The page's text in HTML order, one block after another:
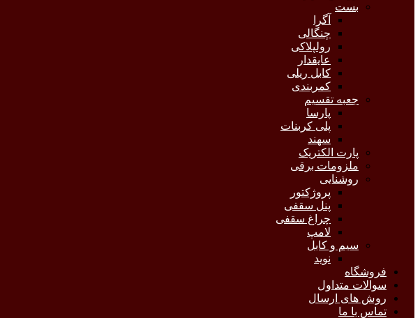
بست
آگرا
چنگالی
رولپلاکی
عایقدار
کابل ریلی
کمربندی
جعبه تقسیم
پارسا
پلی کربنات
سهند
پارت الکتریک
ملزومات برقی
روشنایی
پروژکتور
پنل سقفی
چراغ سقفی
لامپ
سیم و کابل
نوید
فروشگاه
سوالات متداول
روش های ارسال
تماس با ما